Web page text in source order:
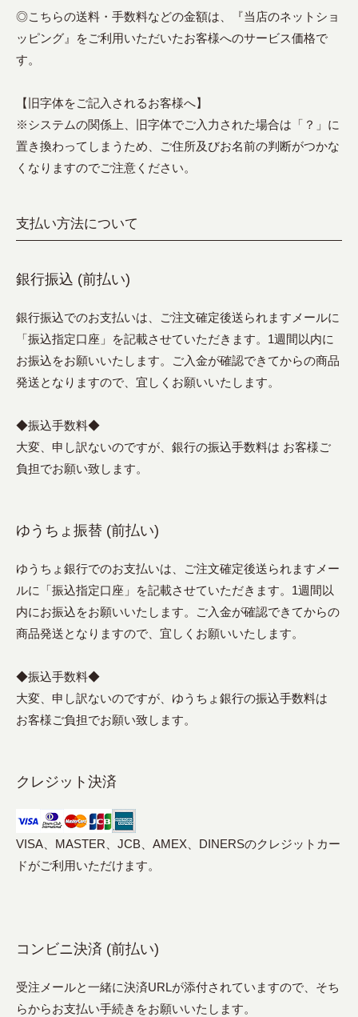
◎こちらの送料・手数料などの金額は、『当店のネットショ
ッピング』をご利用いただいたお客様へのサービス価格で
す。
【旧字体をご記入されるお客様へ】
※システムの関係上、旧字体でご入力された場合は「？」に
置き換わってしまうため、ご住所及びお名前の判断がつかな
くなりますのでご注意ください。
支払い方法について
銀行振込 (前払い)
銀行振込でのお支払いは、ご注文確定後送られますメールに
「振込指定口座」を記載させていただきます。1週間以内に
お振込をお願いいたします。ご入金が確認できてからの商品
発送となりますので、宜しくお願いいたします。
◆振込手数料◆
大変、申し訳ないのですが、銀行の振込手数料は お客様ご
負担でお願い致します。
ゆうちょ振替 (前払い)
ゆうちょ銀行でのお支払いは、ご注文確定後送られますメー
ルに「振込指定口座」を記載させていただきます。1週間以
内にお振込をお願いいたします。ご入金が確認できてからの
商品発送となりますので、宜しくお願いいたします。
◆振込手数料◆
大変、申し訳ないのですが、ゆうちょ銀行の振込手数料は
お客様ご負担でお願い致します。
クレジット決済
VISA、MASTER、JCB、AMEX、DINERSのクレジットカー
ドがご利用いただけます。
コンビニ決済 (前払い)
受注メールと一緒に決済URLが添付されていますので、そち
らからお支払い手続きをお願いいたします。